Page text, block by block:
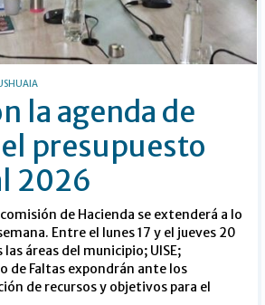
la agenda de
presupuesto
2026
de Hacienda se extenderá a lo
Entre el lunes 17 y el jueves 20
áreas del municipio; UISE;
de Faltas expondrán ante los
de recursos y objetivos para el